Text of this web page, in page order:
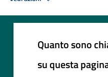
Quanto sono
su questa